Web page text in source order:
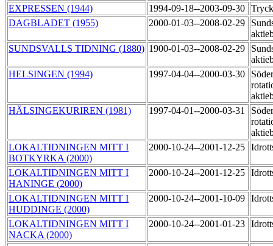
EXPRESSEN (1944)
1994-09-18--2003-09-30
DAGBLADET (1955)
2000-01-03--2008-02-29
SUNDSVALLS TIDNING (1880) 1900-01-03--2008-02-29
HELSINGEN (1994)
1997-04-04--2000-03-30
HÄLSINGEKURIREN (1981)
1997-04-01--2000-03-31
LOKALTIDNINGEN MITT I
BOTKYRKA (2000)
2000-10-24--2001-12-25
LOKALTIDNINGEN MITT I
HANINGE (2000)
2000-10-24--2001-12-25
LOKALTIDNINGEN MITT I
HUDDINGE (2000)
2000-10-24--2001-10-09
LOKALTIDNINGEN MITT I
NACKA (2000)
2000-10-24--2001-01-23